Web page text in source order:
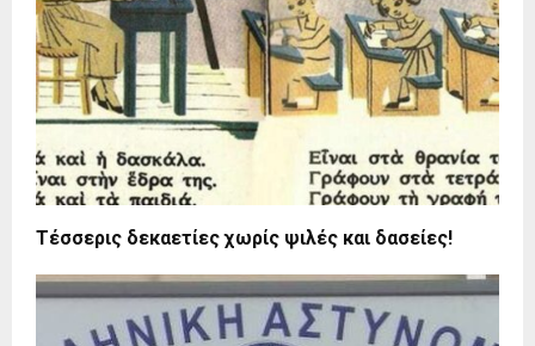
Τέσσερις δεκαετίες χωρίς ψιλές και δασείες!